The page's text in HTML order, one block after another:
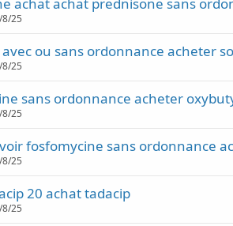
25
ou sans ordonnance acheter
25
sans ordonnance acheter
25
fosfomycine sans ordonnance
25
20 achat tadacip
25